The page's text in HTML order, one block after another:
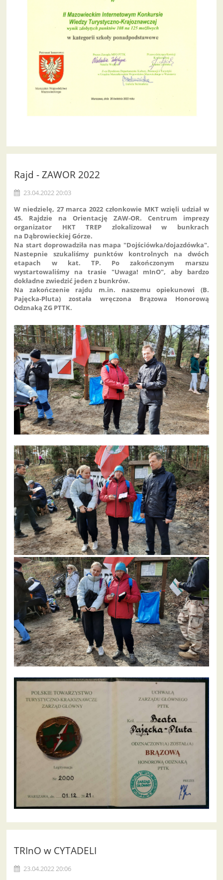
Rajd - ZAWOR 2022
23.04.2022 20:03
W niedzielę, 27 marca 2022 członkowie MKT wzięli udział w
45. Rajdzie na Orientację ZAW-OR. Centrum imprezy
organizator HKT TREP zlokalizował w bunkrach
na Dąbrowieckiej Górze.
Na start doprowadziła nas mapa "Dojściówka/dojazdówka".
Nastepnie szukaliśmy punktów kontrolnych na dwóch
etapach w kat. TP. Po zakończonym marszu
wystartowaliśmy na trasie "Uwaga! mInO", aby bardzo
dokładne zwiedzić jeden z bunkrów.
Na zakończenie rajdu m.in. naszemu opiekunowi (B.
Pajęcka-Pluta) została wręczona Brązowa Honorową
Odznaką ZG PTTK.
TRInO w CYTADELI
23.04.2022 20:06